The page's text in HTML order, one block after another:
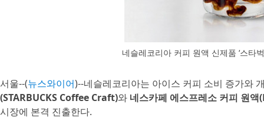
네슬레코리아 커피 원액 신제품 ‘스타
서울--(뉴스와이어)--네슬레코리아는 아이스 커피 소비 증가와
(STARBUCKS Coffee Craft)와 네스카페 에스프레소 커피 원
시장에 본격 진출한다.